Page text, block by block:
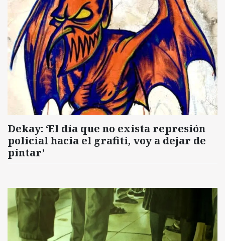
Dekay: ‘El día que no exista represión
policial hacia el grafiti, voy a dejar de
pintar’